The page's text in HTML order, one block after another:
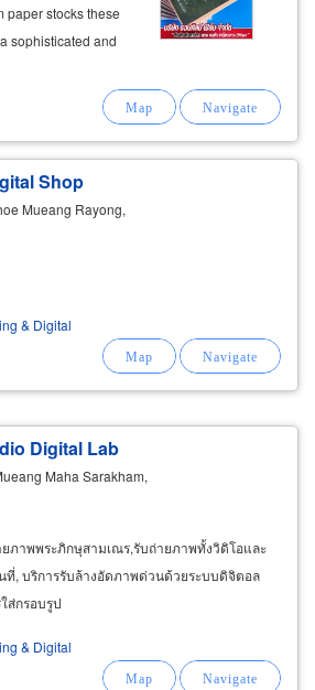
paper stocks these
sophisticated and
your recipients.
Shop
Mueang Rayong,
& Digital
Digital Lab
Maha Sarakham,
ภาพพระภิกษุสามเณร,รับถ่ายภาพทั้งวิดิโอและ
, บริการรับล้างอัดภาพด่วนด้วยระบบดิจิตอล
ส่กรอบรูป
& Digital